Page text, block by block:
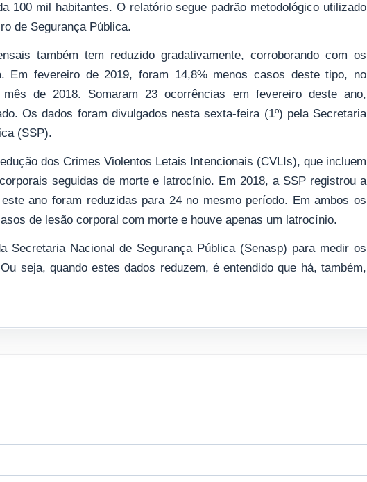
100 mil habitantes. O relatório segue padrão metodológico utilizado
de Segurança Pública.
também tem reduzido gradativamente, corroborando com os
Em fevereiro de 2019, foram 14,8% menos casos deste tipo, no
de 2018. Somaram 23 ocorrências em fevereiro deste ano,
Os dados foram divulgados nesta sexta-feira (1º) pela Secretaria
(SSP).
dos Crimes Violentos Letais Intencionais (CVLIs), que incluem
seguidas de morte e latrocínio. Em 2018, a SSP registrou a
ano foram reduzidas para 24 no mesmo período. Em ambos os
de lesão corporal com morte e houve apenas um latrocínio.
Secretaria Nacional de Segurança Pública (Senasp) para medir os
seja, quando estes dados reduzem, é entendido que há, também,